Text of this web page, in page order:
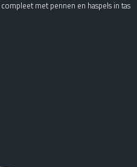
met pennen en haspels in tas